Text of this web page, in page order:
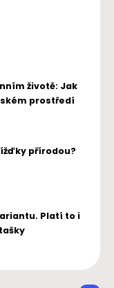
životě: Jak
prostředí
přírodou?
Platí to i